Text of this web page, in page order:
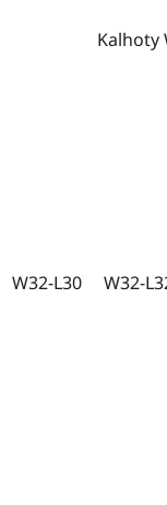
Kalhoty
W32-L30 W32-